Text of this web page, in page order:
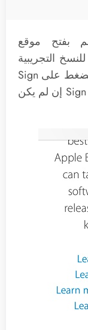
بفتح موقع
التجريبية
سواء iOS أو نظام MacOS. ثم قم بالضغط على Sign
In إن كان لديك حساب لدى أبل أو Sign Up إن لم يكن